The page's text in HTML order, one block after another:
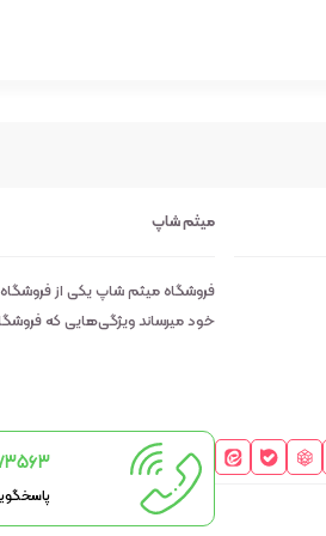
میثم شاپ
فروشگاه میثم شاپ یکی از
خود میرساند ویژگی‌هایی که
پاسخگویی 9 صبح تا